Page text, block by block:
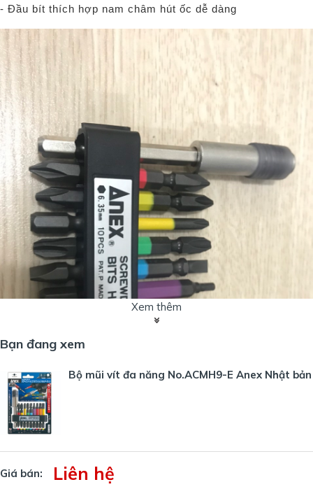
- Đầu bít thích hợp nam châm hút ốc dễ dàng
Xem thêm
Bạn đang xem
Bộ mũi vít đa năng No.ACMH9-E Anex Nhật bản
Giá bán: Liên hệ